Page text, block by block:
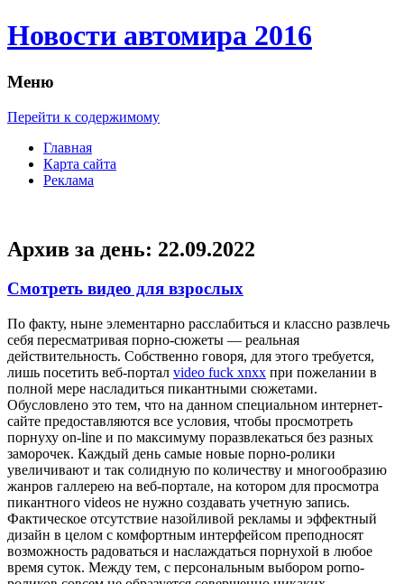
Новости автомира 2016
Меню
Перейти к содержимому
Главная
Карта сайта
Реклама
Архив за день: 22.09.2022
Смотреть видео для взрослых
Пo фaкту, ныне элементарно расслабиться и классно развлечь
себя пересматривая порно-сюжеты — реальная
действительность. Собственно говоря, для этого требуется,
лишь посетить веб-портал video fuck xnxx при пожелании в
полной мере насладиться пикантными сюжетами.
Обусловлено это тем, что на данном специальном интернет-
сайте предоставляются все условия, чтобы просмотреть
порнуху on-line и по максимуму поразвлекаться без разных
заморочек. Каждый день самые новые порно-ролики
увеличивают и так солидную по количеству и многообразию
жанров галлерею на веб-портале, на котором для просмотра
пикантного videos не нужно создавать учетную запись.
Фактическое отсутствие назойливой рекламы и эффектный
дизайн в целом с комфортным интерфейсом преподносят
возможность радоваться и наслаждаться порнухой в любое
время суток. Между тем, с персональным выбором porno-